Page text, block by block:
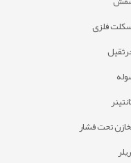
فلزی
تحت فشار